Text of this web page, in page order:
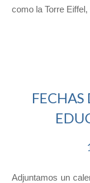
como la Torre
FECHAS
Adjuntamos un